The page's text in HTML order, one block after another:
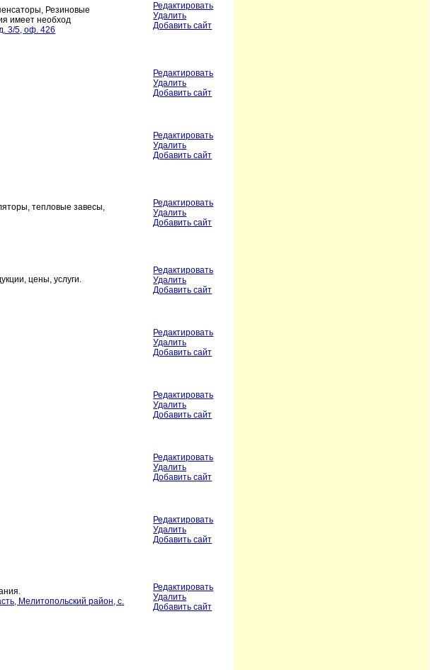
Резиновые
имеет необход
3/5, оф. 426
Редактировать
Удалить
Добавить сайт
Редактировать
Удалить
Добавить сайт
Редактировать
Удалить
Добавить сайт
тепловые завесы,
Редактировать
Удалить
Добавить сайт
цены, услуги.
Редактировать
Удалить
Добавить сайт
Редактировать
Удалить
Добавить сайт
Редактировать
Удалить
Добавить сайт
Редактировать
Удалить
Добавить сайт
Редактировать
Удалить
Добавить сайт
Мелитопольский район, с.
Редактировать
Удалить
Добавить сайт